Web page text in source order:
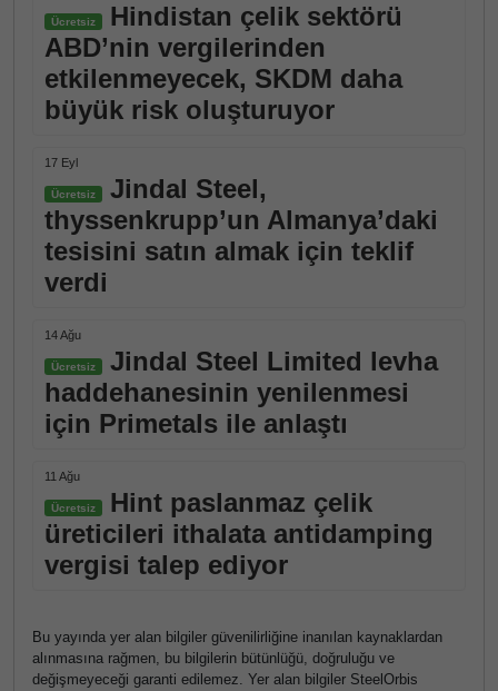
Ücretsiz
Hindistan çelik sektörü
ABD’nin vergilerinden
etkilenmeyecek, SKDM daha
büyük risk oluşturuyor
17 Eyl
Ücretsiz
Jindal Steel,
thyssenkrupp’un Almanya’daki
tesisini satın almak için teklif
verdi
14 Ağu
Ücretsiz
Jindal Steel Limited levha
haddehanesinin yenilenmesi
için Primetals ile anlaştı
11 Ağu
Ücretsiz
Hint paslanmaz çelik
üreticileri ithalata antidamping
vergisi talep ediyor
Bu yayında yer alan bilgiler güvenilirliğine inanılan kaynaklardan
alınmasına rağmen, bu bilgilerin bütünlüğü, doğruluğu ve
değişmeyeceği garanti edilemez. Yer alan bilgiler SteelOrbis